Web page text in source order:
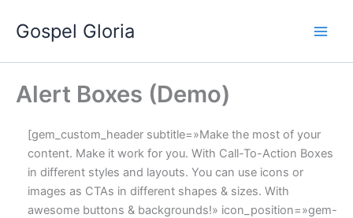
contenido
Gospel Gloria
Alert Boxes (Demo)
[gem_custom_header subtitle=»Make the most of your
content. Make it work for you. With Call-To-Action Boxes
in different styles and layouts. You can use icons or
images as CTAs in different shapes & sizes. With
awesome buttons & backgrounds!» icon_position=»gem-